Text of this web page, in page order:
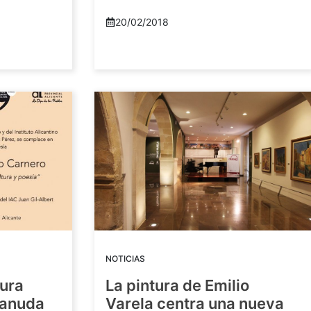
20/02/2018
NOTICIAS
La pintura de Emilio
Varela centra una nueva